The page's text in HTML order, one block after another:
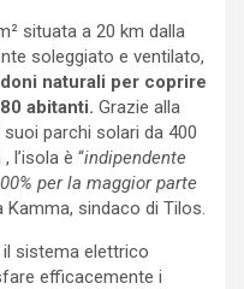
situata a 20 km dalla
soleggiato e ventilato,
naturali per coprire
abitanti. Grazie alla
parchi solari da 400
l’isola è “indipendente
per la maggior parte
Kamma, sindaco di Tilos.
sistema elettrico
efficacemente i